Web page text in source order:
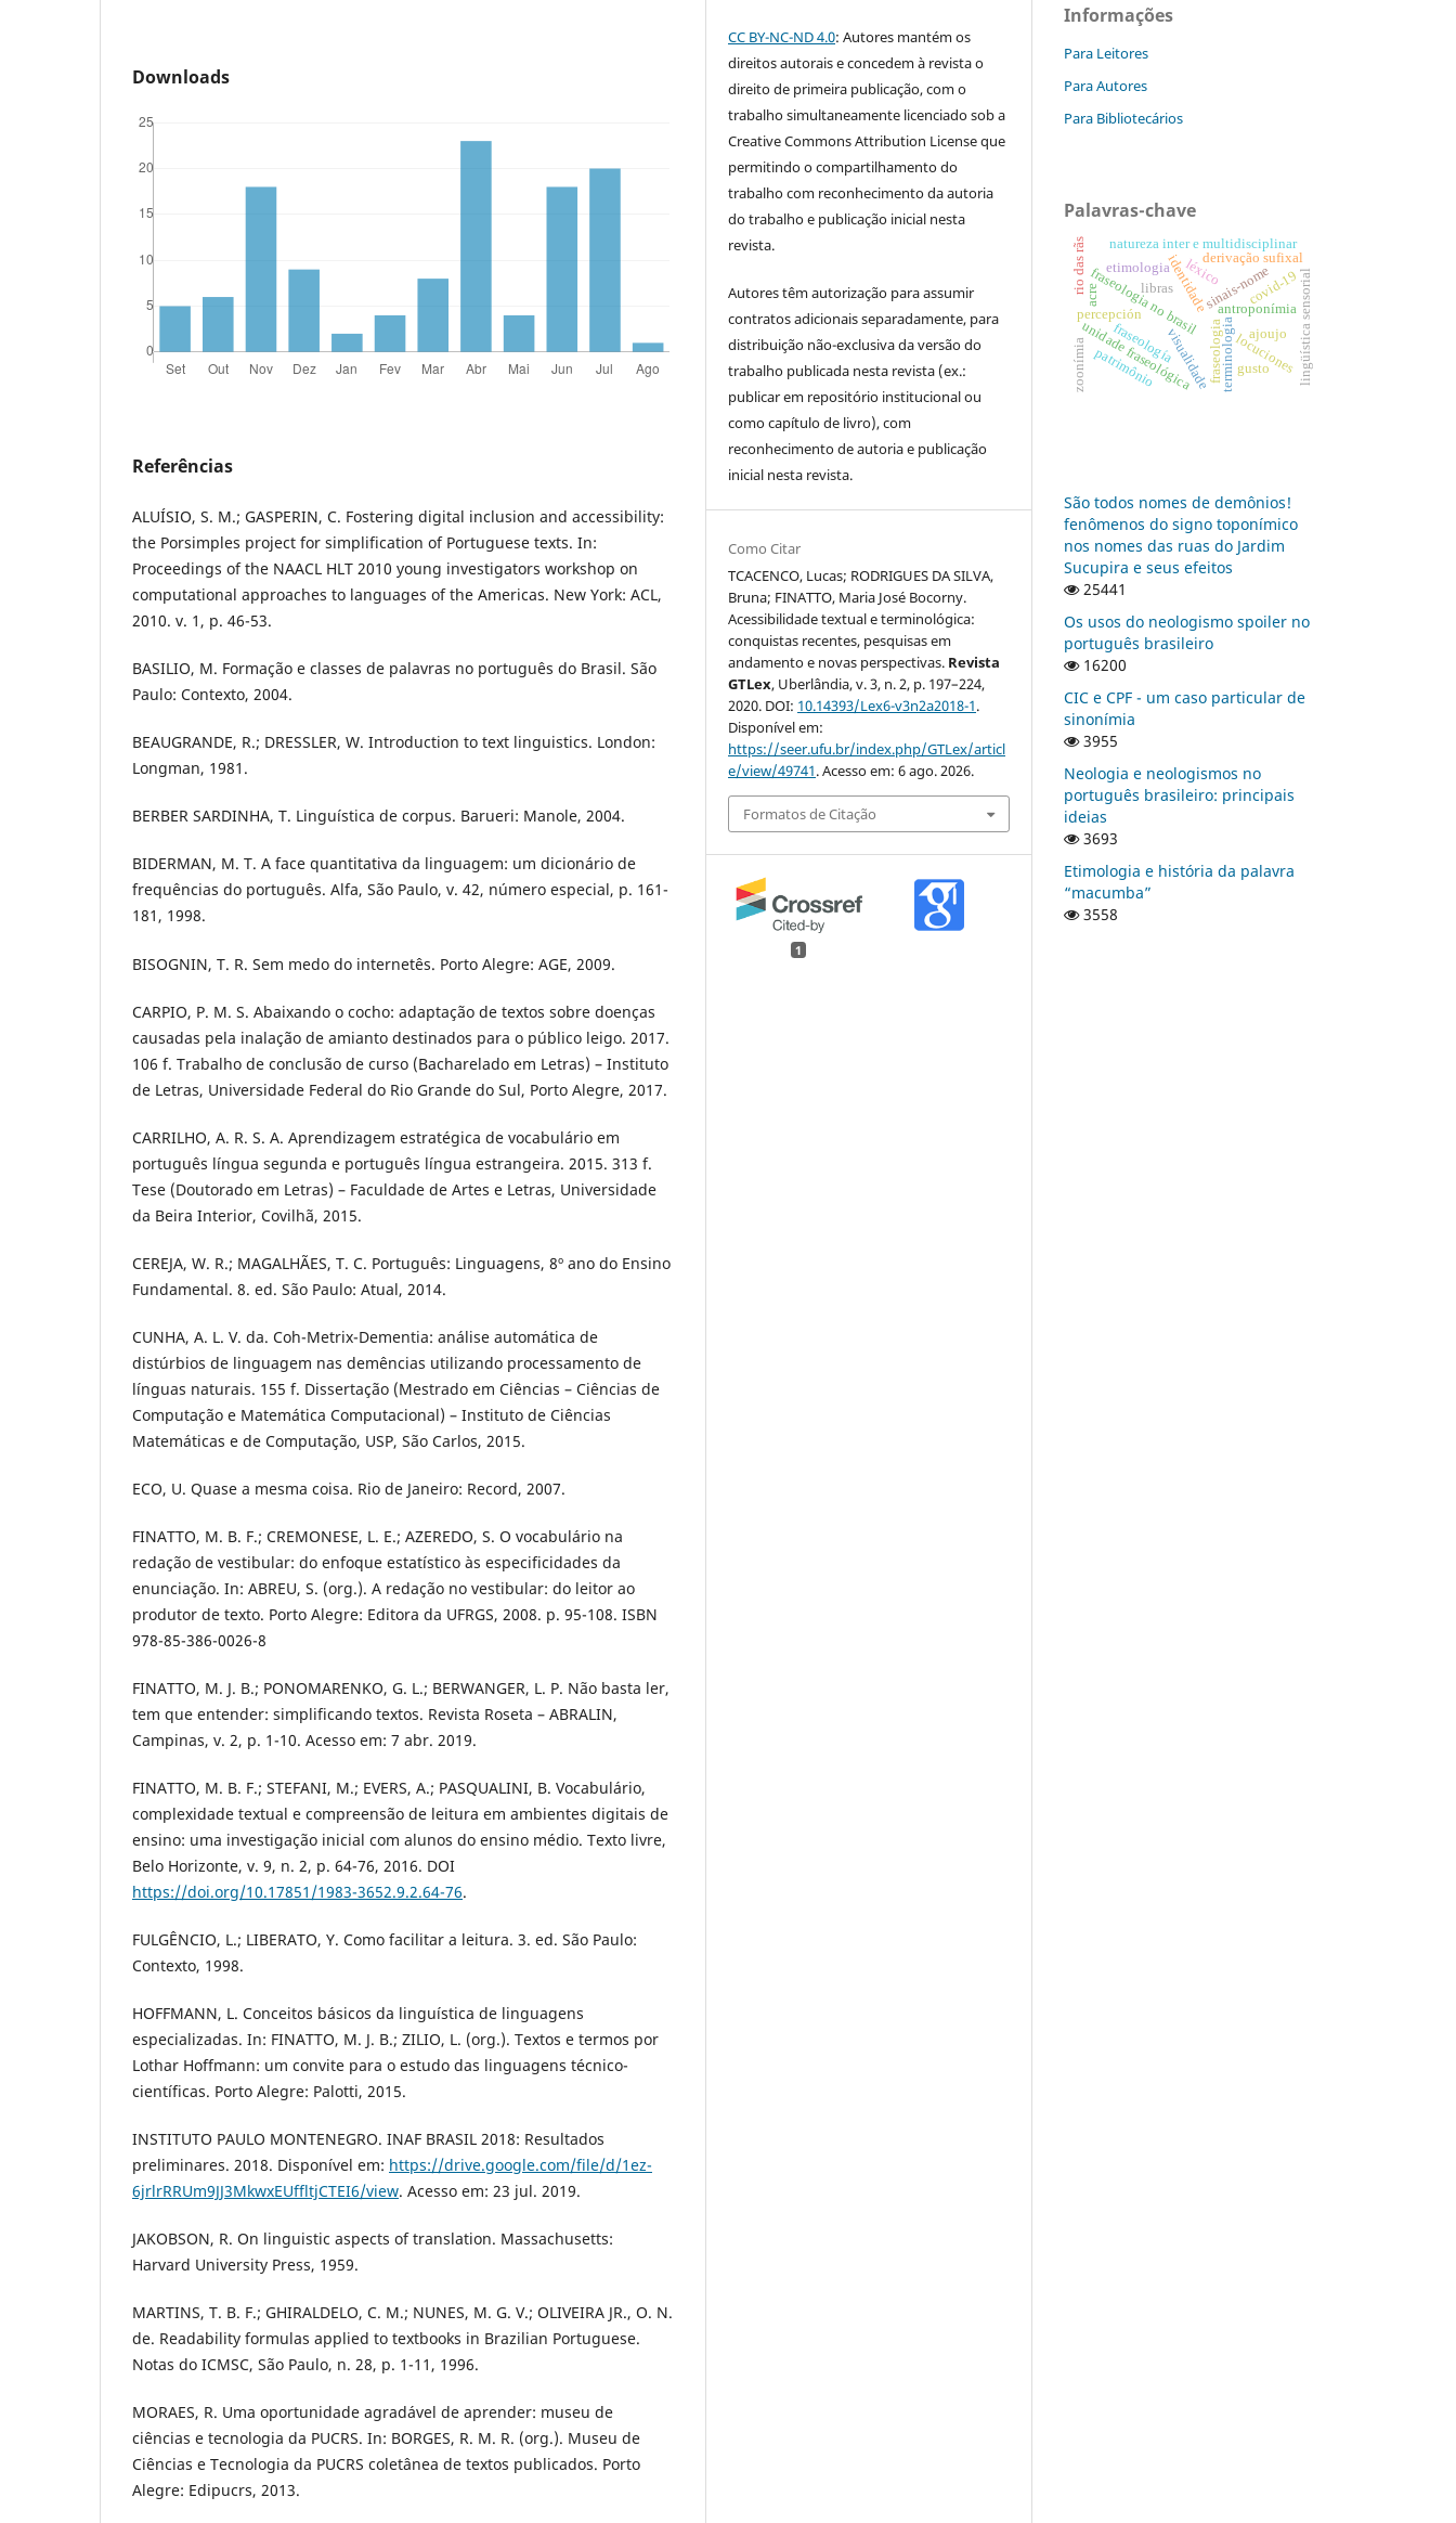
Downloads
Referências
ALUÍSIO, S. M.; GASPERIN, C. Fostering digital inclusion and accessibility:
the Porsimples project for simplification of Portuguese texts. In:
Proceedings of the NAACL HLT 2010 young investigators workshop on
computational approaches to languages of the Americas. New York: ACL,
2010. v. 1, p. 46-53.
BASILIO, M. Formação e classes de palavras no português do Brasil. São
Paulo: Contexto, 2004.
BEAUGRANDE, R.; DRESSLER, W. Introduction to text linguistics. London:
Longman, 1981.
BERBER SARDINHA, T. Linguística de corpus. Barueri: Manole, 2004.
BIDERMAN, M. T. A face quantitativa da linguagem: um dicionário de
frequências do português. Alfa, São Paulo, v. 42, número especial, p. 161-
181, 1998.
BISOGNIN, T. R. Sem medo do internetês. Porto Alegre: AGE, 2009.
CARPIO, P. M. S. Abaixando o cocho: adaptação de textos sobre doenças
causadas pela inalação de amianto destinados para o público leigo. 2017.
106 f. Trabalho de conclusão de curso (Bacharelado em Letras) – Instituto
de Letras, Universidade Federal do Rio Grande do Sul, Porto Alegre, 2017.
CARRILHO, A. R. S. A. Aprendizagem estratégica de vocabulário em
português língua segunda e português língua estrangeira. 2015. 313 f.
Tese (Doutorado em Letras) – Faculdade de Artes e Letras, Universidade
da Beira Interior, Covilhã, 2015.
CEREJA, W. R.; MAGALHÃES, T. C. Português: Linguagens, 8º ano do Ensino
Fundamental. 8. ed. São Paulo: Atual, 2014.
CUNHA, A. L. V. da. Coh-Metrix-Dementia: análise automática de
distúrbios de linguagem nas demências utilizando processamento de
línguas naturais. 155 f. Dissertação (Mestrado em Ciências – Ciências de
Computação e Matemática Computacional) – Instituto de Ciências
Matemáticas e de Computação, USP, São Carlos, 2015.
ECO, U. Quase a mesma coisa. Rio de Janeiro: Record, 2007.
FINATTO, M. B. F.; CREMONESE, L. E.; AZEREDO, S. O vocabulário na
redação de vestibular: do enfoque estatístico às especificidades da
enunciação. In: ABREU, S. (org.). A redação no vestibular: do leitor ao
produtor de texto. Porto Alegre: Editora da UFRGS, 2008. p. 95-108. ISBN
978-85-386-0026-8
FINATTO, M. J. B.; PONOMARENKO, G. L.; BERWANGER, L. P. Não basta ler,
tem que entender: simplificando textos. Revista Roseta – ABRALIN,
Campinas, v. 2, p. 1-10. Acesso em: 7 abr. 2019.
FINATTO, M. B. F.; STEFANI, M.; EVERS, A.; PASQUALINI, B. Vocabulário,
complexidade textual e compreensão de leitura em ambientes digitais de
ensino: uma investigação inicial com alunos do ensino médio. Texto livre,
Belo Horizonte, v. 9, n. 2, p. 64-76, 2016. DOI
https://doi.org/10.17851/1983-3652.9.2.64-76.
FULGÊNCIO, L.; LIBERATO, Y. Como facilitar a leitura. 3. ed. São Paulo:
Contexto, 1998.
HOFFMANN, L. Conceitos básicos da linguística de linguagens
especializadas. In: FINATTO, M. J. B.; ZILIO, L. (org.). Textos e termos por
Lothar Hoffmann: um convite para o estudo das linguagens técnico-
científicas. Porto Alegre: Palotti, 2015.
INSTITUTO PAULO MONTENEGRO. INAF BRASIL 2018: Resultados
preliminares. 2018. Disponível em: https://drive.google.com/file/d/1ez-
6jrlrRRUm9JJ3MkwxEUffltjCTEI6/view. Acesso em: 23 jul. 2019.
JAKOBSON, R. On linguistic aspects of translation. Massachusetts:
Harvard University Press, 1959.
MARTINS, T. B. F.; GHIRALDELO, C. M.; NUNES, M. G. V.; OLIVEIRA JR., O. N.
de. Readability formulas applied to textbooks in Brazilian Portuguese.
Notas do ICMSC, São Paulo, n. 28, p. 1-11, 1996.
MORAES, R. Uma oportunidade agradável de aprender: museu de
ciências e tecnologia da PUCRS. In: BORGES, R. M. R. (org.). Museu de
Ciências e Tecnologia da PUCRS coletânea de textos publicados. Porto
Alegre: Edipucrs, 2013.
CC BY-NC-ND 4.0: Autores mantém os
direitos autorais e concedem à revista o
direito de primeira publicação, com o
trabalho simultaneamente licenciado sob a
Creative Commons Attribution License que
permitindo o compartilhamento do
trabalho com reconhecimento da autoria
do trabalho e publicação inicial nesta
revista.
Autores têm autorização para assumir
contratos adicionais separadamente, para
distribuição não-exclusiva da versão do
trabalho publicada nesta revista (ex.:
publicar em repositório institucional ou
como capítulo de livro), com
reconhecimento de autoria e publicação
inicial nesta revista.
Como Citar
TCACENCO, Lucas; RODRIGUES DA SILVA,
Bruna; FINATTO, Maria José Bocorny.
Acessibilidade textual e terminológica:
conquistas recentes, pesquisas em
andamento e novas perspectivas. Revista
GTLex, Uberlândia, v. 3, n. 2, p. 197–224,
2020. DOI: 10.14393/Lex6-v3n2a2018-1.
Disponível em:
https://seer.ufu.br/index.php/GTLex/articl
e/view/49741. Acesso em: 6 ago. 2026.
Formatos de Citação
1
Informações
Para Leitores
Para Autores
Para Bibliotecários
Palavras-chave
antroponímia
sinais-nome
libras
visualidade
identidade
fraseologia
unidade fraseológica
fraseologia no brasil
natureza inter e multidisciplinar
derivação sufixal
etimologia
terminologia lingüística sensorial
percepción
fraseología locuciones
gusto
covid-19
ajoujo
léxico
patrimônio
rio das rãs
zoonímia
acre
São todos nomes de demônios!
fenômenos do signo toponímico
nos nomes das ruas do Jardim
Sucupira e seus efeitos
25441
Os usos do neologismo spoiler no
português brasileiro
16200
CIC e CPF - um caso particular de
sinonímia
3955
Neologia e neologismos no
português brasileiro: principais
ideias
3693
Etimologia e história da palavra
“macumba”
3558